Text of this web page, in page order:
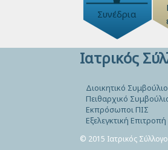
Συνέδρια
Ιατρικός
Διοικητικό Συμβούλιο
Πειθαρχικό
Εκπρόσωποι ΠΙΣ
Εξελεγκτική Επιτροπή
© 2015 Ιατρικός